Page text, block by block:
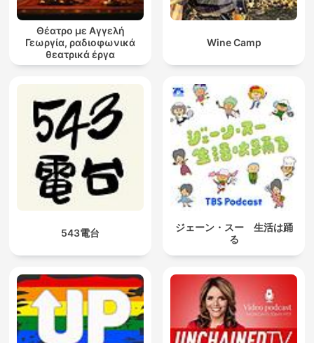
Θέατρο με Αγγελή
Γεωργία, ραδιοφωνικά
θεατρικά έργα
Wine Camp
543電台
ジェーン・スー 生活は踊
る